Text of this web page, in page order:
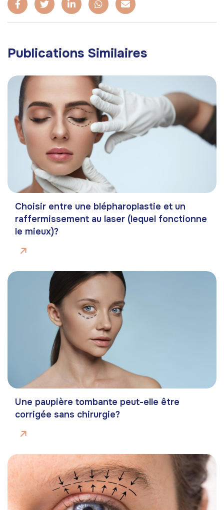
Publications Similaires
Choisir entre une blépharoplastie et un
raffermissement au laser (lequel fonctionne
le mieux)?
Une paupière tombante peut-elle être
corrigée sans chirurgie?